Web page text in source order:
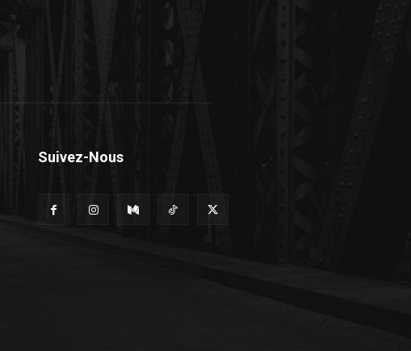
Suivez-Nous